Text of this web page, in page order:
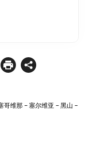
哥维那 – 塞尔维亚 – 黑山 –